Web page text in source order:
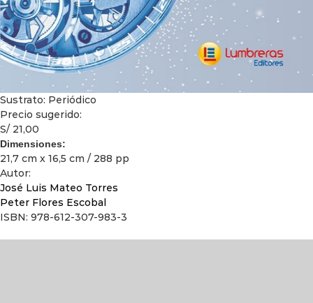
Sustrato: Periódico
Precio sugerido:
S/ 21,00
Dimensiones:
21,7 cm x 16,5 cm / 288 pp
Autor:
José Luis Mateo Torres
Peter Flores Escobal
ISBN: 978-612-307-983-3